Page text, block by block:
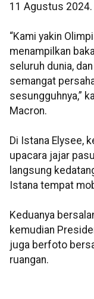
11 Agustus 2024.
“Kami yakin
menampilkan
seluruh dunia,
semangat
sesungguhnya,”
Macron.
Di Istana Elysee,
upacara jajar
langsung
Istana tempat
Keduanya
kemudian
juga berfoto
ruangan.